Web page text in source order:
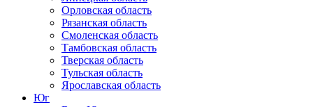
Орловская область
Рязанская область
Смоленская область
Тамбовская область
Тверская область
Тульская область
Ярославская область
Юг